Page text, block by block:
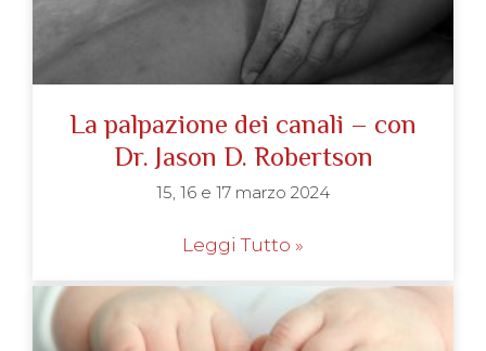
La palpazione dei canali – con
Dr. Jason D. Robertson
15, 16 e 17 marzo 2024
Leggi Tutto »